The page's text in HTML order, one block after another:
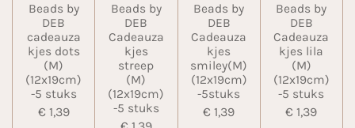
Beads by
DEB
cadeauza
kjes dots
(M)
(12x19cm)
-5 stuks
€ 1,39
Beads by
DEB
Cadeauza
kjes
streep
(M)
(12x19cm)
-5 stuks
Beads by
DEB
Cadeauza
kjes
smiley(M)
(12x19cm)
-5stuks
€ 1,39
Beads by
DEB
Cadeauza
kjes lila
(M)
(12x19cm)
-5 stuks
€ 1,39